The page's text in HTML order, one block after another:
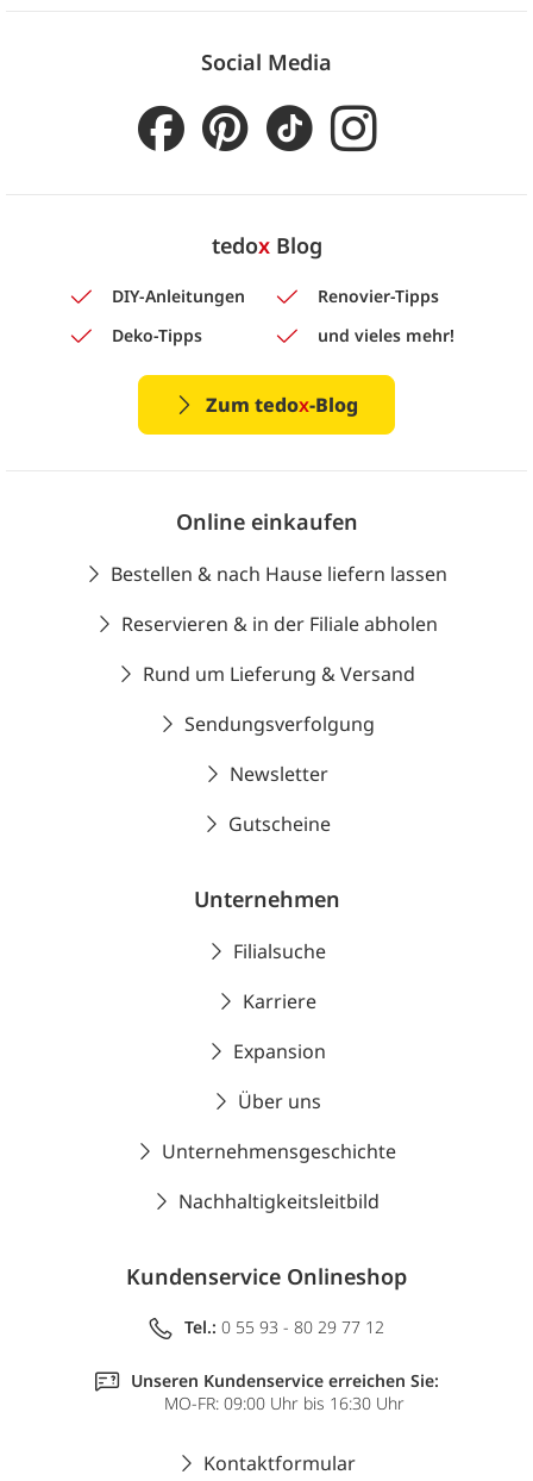
Social Media
tedoxBlog
DIY-Anleitungen
Renovier-Tipps
Deko-Tipps
und vieles mehr!
Zum tedox-Blog
Online einkaufen
Bestellen & nach Hause liefern lassen
Reservieren & in der Filiale abholen
Rund um Lieferung & Versand
Sendungsverfolgung
Newsletter
Gutscheine
Unternehmen
Filialsuche
Karriere
Expansion
Über uns
Unternehmensgeschichte
Nachhaltigkeitsleitbild
Kundenservice Onlineshop
Tel.: 0 55 93 - 80 29 77 12
Unseren Kundenservice erreichen Sie:
MO-FR: 09:00 Uhr bis 16:30 Uhr
Kontaktformular